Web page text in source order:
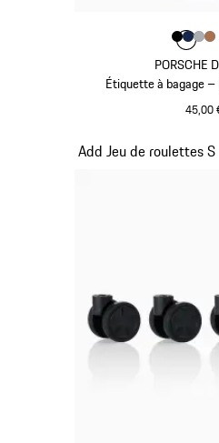
PORSCHE
Étiquette à bagage –
45,00
Couleur
Add Jeu de roulettes
Diapositive 5 sur 7